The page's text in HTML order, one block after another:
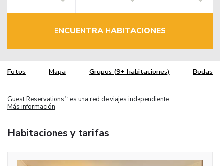
ENCUENTRA HABITACIONES
Fotos Mapa Grupos (9+ habitaciones) Bodas
Guest Reservations TM
es una red de viajes independiente.
Más información
Habitaciones y tarifas